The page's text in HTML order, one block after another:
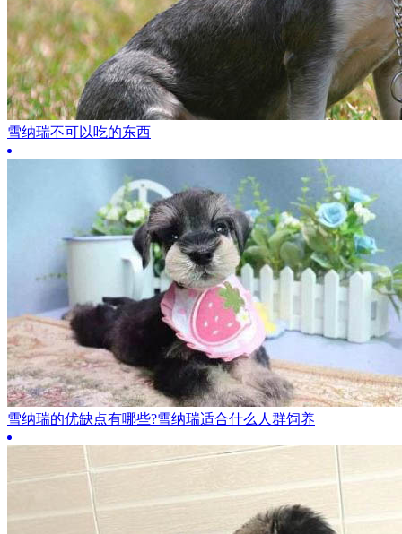
雪纳瑞不可以吃的东西
雪纳瑞的优缺点有哪些?雪纳瑞适合什么人群饲养